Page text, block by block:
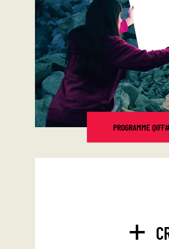
PROGRAMME